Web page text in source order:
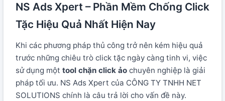
NS Ads Xpert – Phần Mềm Chống Click
Tặc Hiệu Quả Nhất Hiện Nay
Khi các phương pháp thủ công trở nên kém hiệu quả
trước những chiêu trò click tặc ngày càng tinh vi, việc
sử dụng một tool chặn click ảo chuyên nghiệp là giải
pháp tối ưu. NS Ads Xpert của CÔNG TY TNHH NET
SOLUTIONS chính là câu trả lời cho vấn đề này.